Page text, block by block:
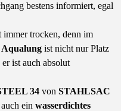
bestens informiert, egal
immer trocken, denn im
Aqualung ist nicht nur Platz
ist auch absolut
34 von STAHLSAC
ein wasserdichtes